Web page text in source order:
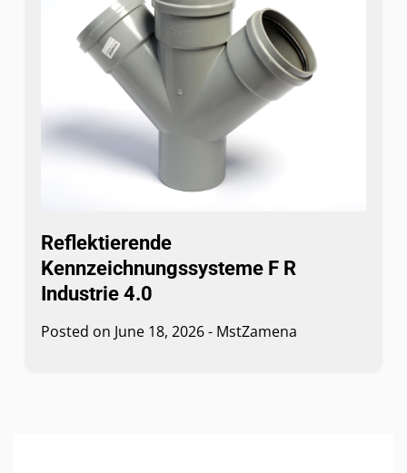
Reflektierende
Kennzeichnungssysteme F R
Industrie 4.0
Posted on June 18, 2026- MstZamena